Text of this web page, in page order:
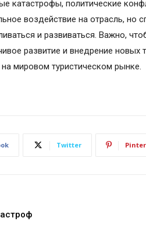
катастрофы, политические
воздействие на отрасль, но
и развиваться. Важно,
развитие и внедрение новых
мировом туристическом рынке.
Twitter